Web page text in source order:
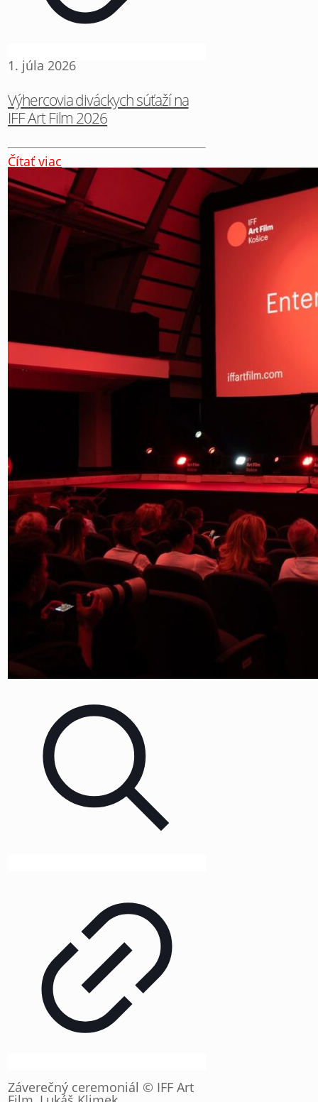
1. júla 2026
Výhercovia diváckych súťaží na
IFF Art Film 2026
Čítať viac
Záverečný ceremoniál © IFF Art